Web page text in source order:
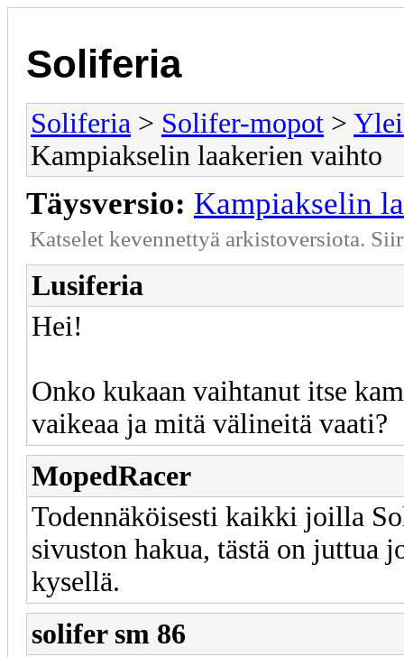
Soliferia
Soliferia > Solifer-mopot >
Kampiakselin laakerien vaihto
Täysversio: Kampiakselin
Katselet kevennettyä arkistoversiota.
Lusiferia
Hei!
Onko kukaan vaihtanut itse
vaikeaa ja mitä välineitä vaati?
MopedRacer
Todennäköisesti kaikki joilla
sivuston hakua, tästä on juttua
kysellä.
solifer sm 86